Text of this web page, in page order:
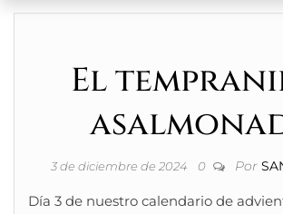
El
3 de diciembre de 2024 0 Por
Día 3 de nuestro calendario de